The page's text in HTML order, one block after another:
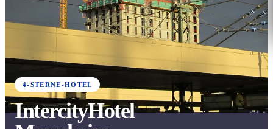
4-STERNE-HOTEL
IntercityHotel